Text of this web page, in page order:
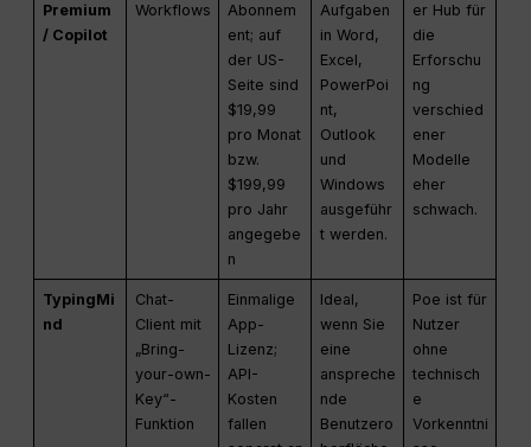
Premium
/ Copilot
Workflows
Abonnem
ent; auf
der US-
Seite sind
$19,99
pro Monat
bzw.
$199,99
pro Jahr
angegebe
n
Aufgaben
in Word,
Excel,
PowerPoi
nt,
Outlook
und
Windows
ausgeführ
t werden.
er Hub für
die
Erforschu
ng
verschied
ener
Modelle
eher
schwach.
TypingMi
nd
Chat-
Client mit
„Bring-
your-own-
Key“-
Funktion
Einmalige
App-
Lizenz;
API-
Kosten
fallen
Ideal,
wenn Sie
eine
anspreche
nde
Benutzero
Poe ist für
Nutzer
ohne
technisch
e
Vorkenntni